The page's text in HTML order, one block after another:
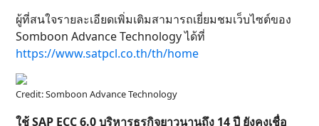
ผู้ที่สนใจรายละเอียดเพิ่มเติมสามารถเยี่ยมชมเว็บไซต์ของ
Somboon Advance Technology ได้ที่
https://www.satpcl.co.th/th/home
Credit: Somboon Advance Technology
ใช้ SAP ECC 6.0 บริหารธุรกิจยาวนานถึง 14 ปี ยังคงเชื่อ